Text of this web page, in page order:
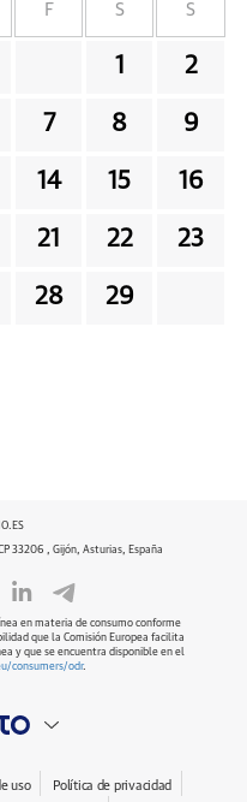
F S S
1 2
7 8 9
14 15 16
21 22 23
28 29
33206 , Gijón, Asturias, España
en materia de consumo conforme
que la Comisión Europea facilita
y que se encuentra disponible en el
consumers/odr.
uso Política de privacidad